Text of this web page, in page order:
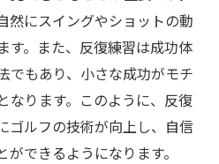
然にスイングやショットの動
す。また、反復練習は成功体
でもあり、小さな成功がモチ
なります。このように、反復
ゴルフの技術が向上し、自信
できるようになります。